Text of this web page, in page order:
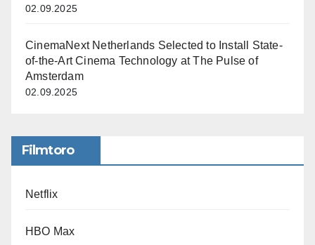
02.09.2025
CinemaNext Netherlands Selected to Install State-
of-the-Art Cinema Technology at The Pulse of
Amsterdam
02.09.2025
Filmtoro
Netflix
HBO Max